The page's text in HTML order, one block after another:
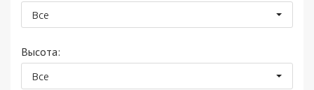
Все
Высота:
Все